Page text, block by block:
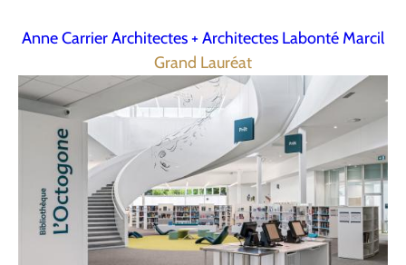
Anne Carrier Architectes + Architectes Labonté Marcil
Grand Lauréat